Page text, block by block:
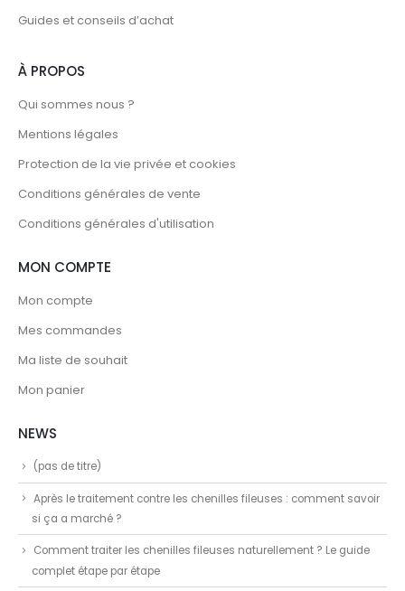
Guides et conseils d’achat
À PROPOS
Qui sommes nous ?
Mentions légales
Protection de la vie privée et cookies
Conditions générales de vente
Conditions générales d'utilisation
MON COMPTE
Mon compte
Mes commandes
Ma liste de souhait
Mon panier
NEWS
(pas de titre)
Après le traitement contre les chenilles fileuses : comment savoir
si ça a marché ?
Comment traiter les chenilles fileuses naturellement ? Le guide
complet étape par étape